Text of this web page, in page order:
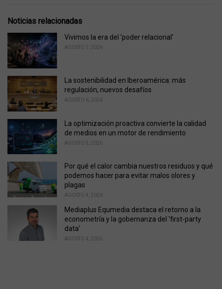
e
o
r
e
Noticias relacionadas
Vivimos la era del 'poder relacional'
AGOSTO 7, 2026
La sostenibilidad en Iberoamérica: más
regulación, nuevos desafíos
AGOSTO 6, 2026
La optimización proactiva convierte la calidad
de medios en un motor de rendimiento
AGOSTO 5, 2026
Por qué el calor cambia nuestros residuos y qué
podemos hacer para evitar malos olores y
plagas
AGOSTO 4, 2026
Mediaplus Equmedia destaca el retorno a la
econometría y la gobernanza del 'first-party
data'
AGOSTO 4, 2026